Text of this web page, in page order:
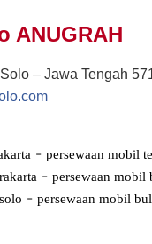
ANUGRAH
– Jawa Tengah
- persewaan mobil
- persewaan mobil
- persewaan mobil